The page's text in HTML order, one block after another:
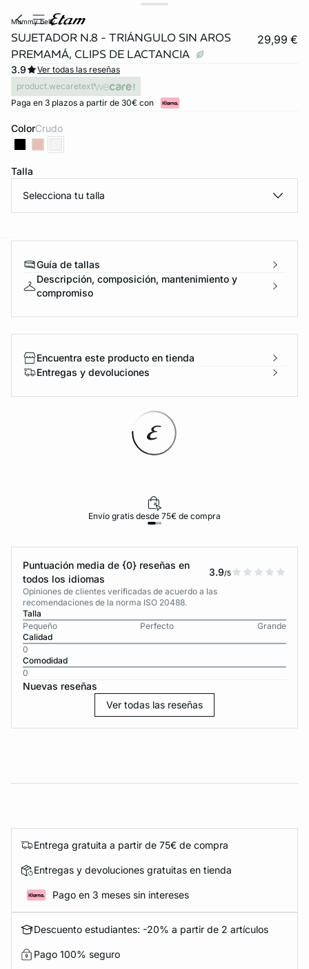
mummy belly
SUJETADOR N.8 - TRIÁNGULO SIN AROS
PREMAMÁ, CLIPS DE LACTANCIA
29,99 €
3.9
Ver todas las reseñas
product.wecaretext
Paga en 3 plazos a partir de 30€ con
Color crudo
Talla
Selecciona tu talla
Guía de tallas
Descripción, composición, mantenimiento y
compromiso
Encuentra este producto en tienda
Entregas y devoluciones
Envío gratis desde 75€ de compra
Puntuación media de {0} reseñas en
todos los idiomas
3.9/5
Opiniones de clientes verificadas de acuerdo a las
recomendaciones de la norma ISO 20488.
Talla
Pequeño
Perfecto
Grande
Calidad
0
Comodidad
0
Nuevas reseñas
Ver todas las reseñas
Entrega gratuita a partir de 75€ de compra
Entregas y devoluciones gratuitas en tienda
Pago en 3 meses sin intereses
Descuento estudiantes: -20% a partir de 2 artículos
Pago 100% seguro